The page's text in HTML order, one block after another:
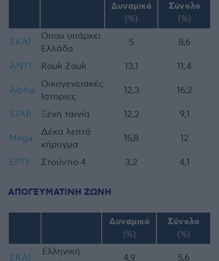
Δυναμικό
(%)
Σύνολο
(%)
ΣΚΑΪ
Οπου υπάρχει
Ελλάδα
5 8,6
ΑΝΤ1 Rouk Zouk 13,1 11,4
Alpha
Οικογενειακές
Ιστορίες
12,3 16,2
STAR Ξένη ταινία 12,2 9,1
Mega
Δέκα λεπτά
κήρυγμα
15,8 12
ΕΡΤ1 Στούντιο 4 3,2 4,1
ΑΠΟΓΕΥΜΑΤΙΝΗ ΖΩΝΗ
Δυναμικό
(%)
Σύνολο
(%)
ΣΚΑΙ
Ελληνική
4,9 5,6